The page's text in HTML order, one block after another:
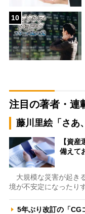
10
注目の著者・連
藤川里絵「さあ
【資
備えて
大規模な災害が起き
境が不安定になったり
5年ぶり改訂の「CG